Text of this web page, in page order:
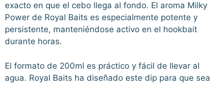
exacto en que el cebo llega al fondo. El aroma Milky
Power de Royal Baits es especialmente potente y
persistente, manteniéndose activo en el hookbait
durante horas.
El formato de 200ml es práctico y fácil de llevar al
agua. Royal Baits ha diseñado este dip para que sea